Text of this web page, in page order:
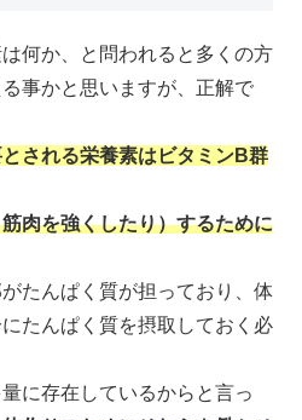
何か、と問われると多くの方
事かと思いますが、正解で
される栄養素はビタミンB群
肉を強くしたり）するために
たんぱく質が担っており、体
たんぱく質を摂取しておく必
に存在しているからと言っ